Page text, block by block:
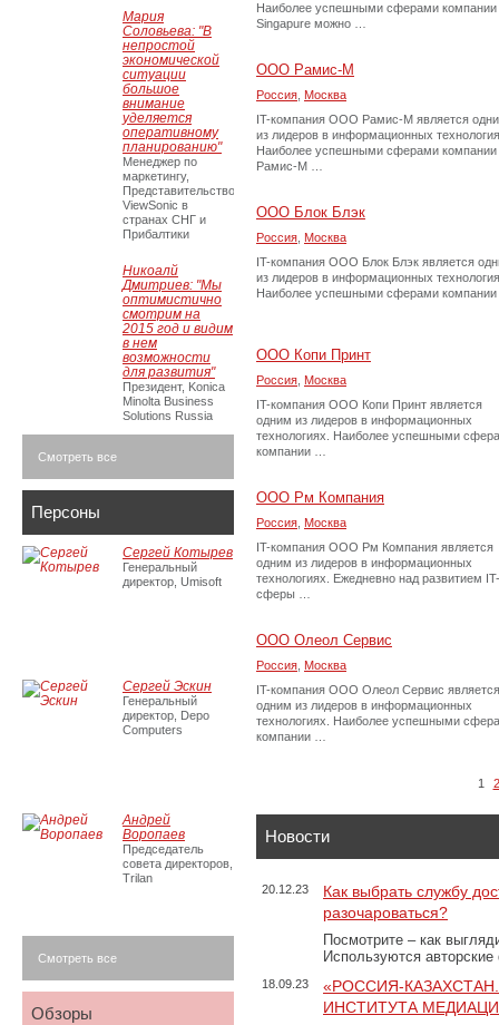
Наиболее успешными сферами компании
Singapure можно …
ООО Рамис-М
Россия Москва
IT-компания ООО Рамис-М является
из лидеров в информационных
Наиболее успешными сферами компании
Рамис-М …
ООО Блок Блэк
Россия Москва
IT-компания ООО Блок Блэк является
из лидеров в информационных
Наиболее успешными сферами
ООО Копи Принт
Россия Москва
IT-компания ООО Копи Принт является
одним из лидеров в информационных
технологиях. Наиболее успешными
компании …
ООО Рм Компания
Россия Москва
IT-компания ООО Рм Компания является
одним из лидеров в информационных
технологиях. Ежедневно над развитием IT-
сферы …
ООО Олеол Сервис
Россия Москва
IT-компания ООО Олеол Сервис является
одним из лидеров в информационных
технологиях. Наиболее успешными
компании …
1 2
Новости
20.12.23
Как выбрать службу
разочароваться?
Посмотрите – как
Используются
18.09.23
«РОССИЯ-
ИНСТИТУТА
Мария
Соловьева: "В
непростой
экономической
ситуации
большое
внимание
уделяется
оперативному
планированию"
Менеджер по
маркетингу,
Представительство
ViewSonic в
странах СНГ и
Прибалтики
Никоалй
Дмитриев: "Мы
оптимистично
смотрим на
2015 год и видим
в нем
возможности
для развития"
Президент, Konica
Minolta Business
Solutions Russia
Смотреть все
Персоны
Сергей Котырев
Генеральный
директор, Umisoft
Сергей Эскин
Генеральный
директор, Depo
Computers
Андрей
Воропаев
Председатель
совета директоров,
Trilan
Смотреть все
Обзоры